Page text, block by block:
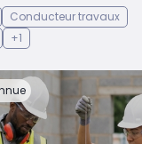
Conducteur travaux
+1